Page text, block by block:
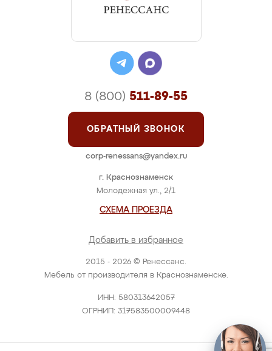
2015 - 2026 © Ренессанс.
Мебель от производителя в Краснознаменске.
ИНН: 580313642057
ОГРНИП: 317583500009448
г. Краснознаменск
Молодежная ул., 2/1
СХЕМА ПРОЕЗДА
Добавить в избранное
8 (800) 511-89-55
ОБРАТНЫЙ ЗВОНОК
corp-renessans@yandex.ru